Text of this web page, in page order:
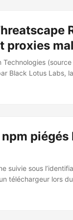
proxies
Black Lotus Labs,
sur une
suivie sous
téléchargeur lors
et périmètre: